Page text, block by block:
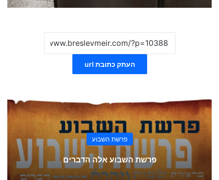
העתק כתובת url
פרשת השבוע
פרשת השבוע אלה הדברים